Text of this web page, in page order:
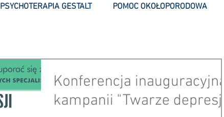
PSYCHOTERAPIA GESTALT POMOC OKOŁOPORODOWA
Konferencja inauguracyjna
kampanii "Twarze depresji".